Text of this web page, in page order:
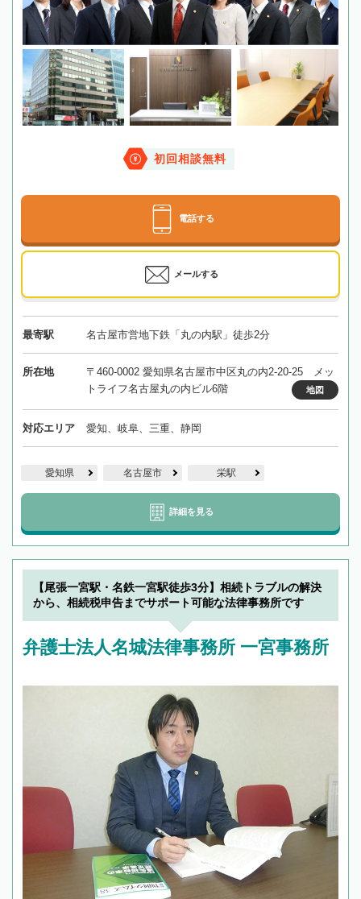
初回相談無料
電話する
メールする
最寄駅 名古屋市営地下鉄「丸の内駅」徒歩2分
所在地
〒460-0002 愛知県名古屋市中区丸の内2-20-25 メッ
トライフ名古屋丸の内ビル6階
地図
対応エリア 愛知、岐阜、三重、静岡
愛知県 名古屋市 栄駅
詳細を見る
【尾張一宮駅・名鉄一宮駅徒歩3分】相続トラブルの解決
から、相続税申告までサポート可能な法律事務所です
弁護士法人名城法律事務所 一宮事務所